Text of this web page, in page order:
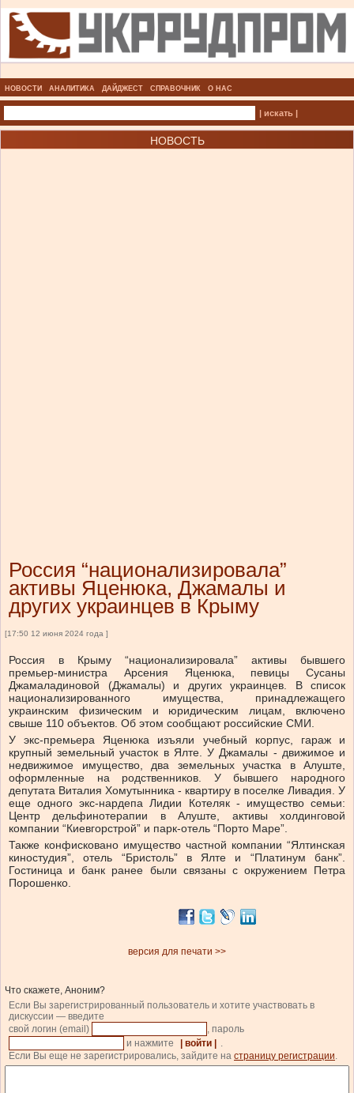
НОВОСТИ АНАЛИТИКА ДАЙДЖЕСТ СПРАВОЧНИК О НАС
| искать |
НОВОСТЬ
Россия “национализировала”
активы Яценюка, Джамалы и
других украинцев в Крыму
[17:50 12 июня 2024 года ]
Россия в Крыму “национализировала” активы бывшего
премьер-министра Арсения Яценюка, певицы Сусаны
Джамаладиновой (Джамалы) и других украинцев. В список
национализированного имущества, принадлежащего
украинским физическим и юридическим лицам, включено
свыше 110 объектов. Об этом сообщают российские СМИ.
У экс-премьера Яценюка изъяли учебный корпус, гараж и
крупный земельный участок в Ялте. У Джамалы - движимое и
недвижимое имущество, два земельных участка в Алуште,
оформленные на родственников. У бывшего народного
депутата Виталия Хомутынника - квартиру в поселке Ливадия. У
еще одного экс-нардепа Лидии Котеляк - имущество семьи:
Центр дельфинотерапии в Алуште, активы холдинговой
компании “Киевгорстрой” и парк-отель “Порто Маре”.
Также конфисковано имущество частной компании “Ялтинская
киностудия”, отель “Бристоль” в Ялте и “Платинум банк”.
Гостиница и банк ранее были связаны с окружением Петра
Порошенко.
версия для печати >>
Что скажете, Аноним?
Если Вы зарегистрированный пользователь и хотите участвовать в
дискуссии — введите
свой логин (email)
, пароль
и нажмите
| войти |
.
Если Вы еще не зарегистрировались, зайдите на страницу регистрации.